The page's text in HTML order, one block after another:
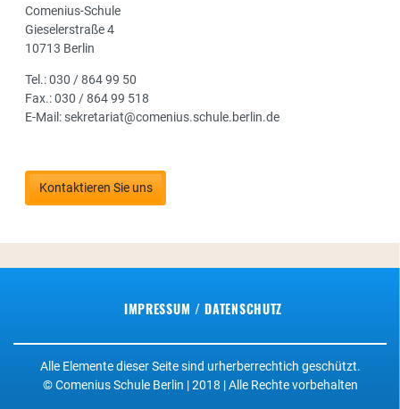
Comenius-Schule
Gieselerstraße 4
10713 Berlin
Tel.: 030 / 864 99 50
Fax.: 030 / 864 99 518
E-Mail: sekretariat@comenius.schule.berlin.de
Kontaktieren Sie uns
IMPRESSUM / DATENSCHUTZ
Alle Elemente dieser Seite sind urherberrechtich geschützt.
© Comenius Schule Berlin | 2018 | Alle Rechte vorbehalten